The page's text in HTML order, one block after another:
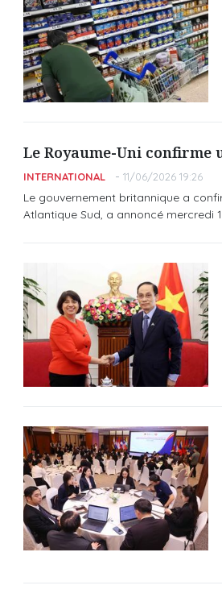
Le Royaume-Uni confirme
INTERNATIONAL 11/06/2026 19:26
Le gouvernement britannique a
Atlantique Sud, a annoncé mercredi